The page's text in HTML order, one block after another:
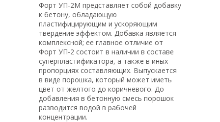
Форт УП-2М представляет собой добавку
к бетону, обладающую
пластифицирующим и ускоряющим
твердение эффектом. Добавка является
комплексной; ее главное отличие от
Форт УП-2 состоит в наличии в составе
суперпластификатора, а также в иных
пропорциях составляющих. Выпускается
в виде порошка, который может иметь
цвет от желтого до коричневого. До
добавления в бетонную смесь порошок
разводится водой в рабочей
концентрации.